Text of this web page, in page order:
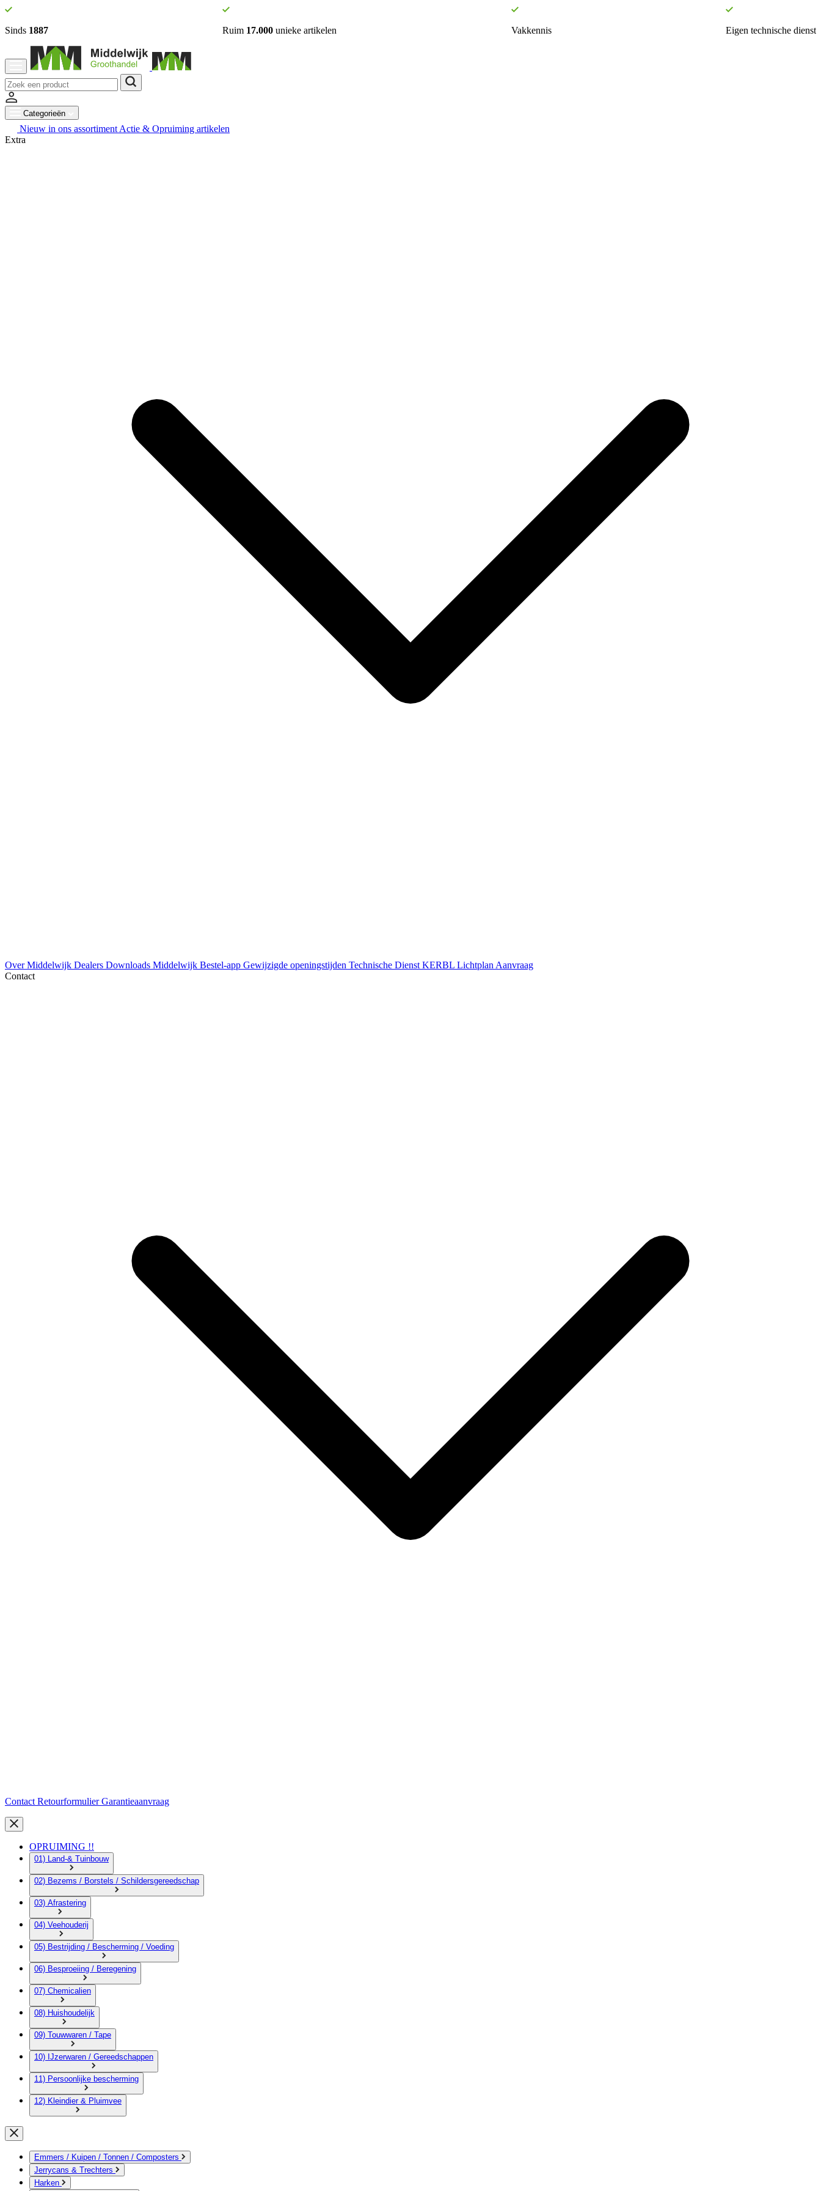
Sinds 1887 Ruim 17.000 unieke artikelen Vakkennis Eigen technische dienst
Categorieën
Nieuw in ons assortiment Actie & Opruiming artikelen
Extra
Over Middelwijk Dealers Downloads Middelwijk Bestel-app Gewijzigde openingstijden Technische Dienst KERBL Lichtplan Aanvraag
Contact
Contact RetourformulierGarantieaanvraag
OPRUIMING !!
01) Land-& Tuinbouw
02) Bezems / Borstels / Schildersgereedschap
03) Afrastering
04) Veehouderij
05) Bestrijding / Bescherming / Voeding
06) Besproeiing / Beregening
07) Chemicalien
08) Huishoudelijk
09) Touwwaren / Tape
10) IJzerwaren / Gereedschappen
11) Persoonlijke bescherming
12) Kleindier & Pluimvee
Emmers / Kuipen / Tonnen / Composters
Jerrycans & Trechters
Harken